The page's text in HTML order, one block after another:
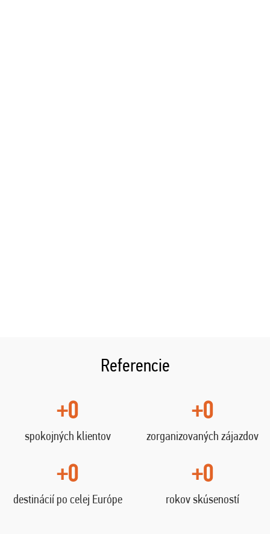
Referencie
+0
spokojných klientov
+0
zorganizovaných zájazdov
+0
destinácií po celej Európe
+0
rokov skúseností